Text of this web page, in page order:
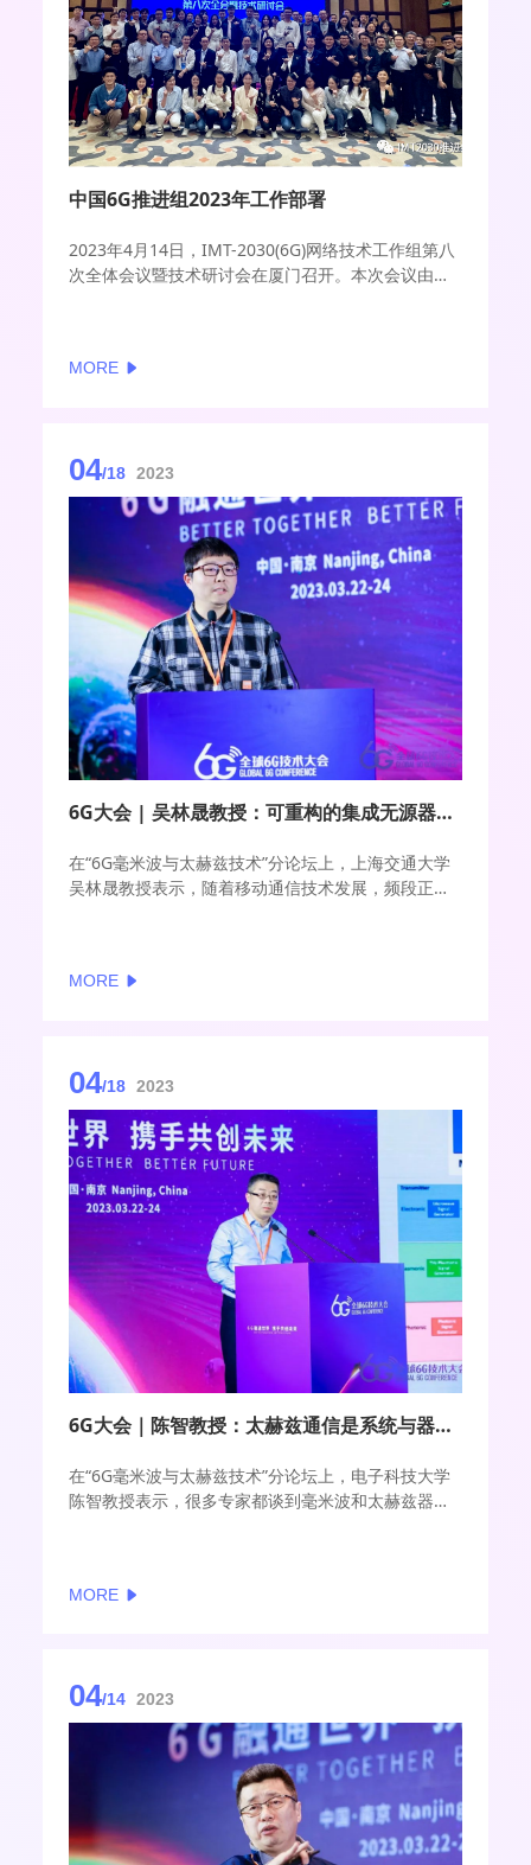
中国6G推进组2023年工作部署
2023年4月14日，IMT-2030(6G)网络技术工作组第八
次全体会议暨技术研讨会在厦门召开。本次会议由中
MORE
04/18 2023
6G大会 | 吴林晟教授：可重构的集成无源器件空间广阔
在“6G毫米波与太赫兹技术”分论坛上，上海交通大学
吴林晟教授表示，随着移动通信技术发展，频段正在
信和感知可能会融合，对前端系统多功能化提出需
MORE
04/18 2023
6G大会｜陈智教授：太赫兹通信是系统与器件同步开展研究
在“6G毫米波与太赫兹技术”分论坛上，电子科技大学
陈智教授表示，很多专家都谈到毫米波和太赫兹器
MORE
04/14 2023